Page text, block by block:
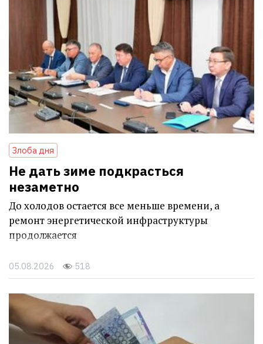
Злоба дня
Не дать зиме подкрасться
незаметно
До холодов остается все меньше времени, а
ремонт энергетической инфраструктуры
продолжается
05.08.2026 518